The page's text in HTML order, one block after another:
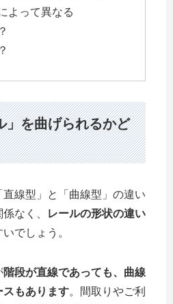
よって異なる
」を曲げられるかど
線型」と「曲線型」の違い
なく、
レールの形状の違い
でしょう。
階段が直線であっても、曲線
スもあります。間取りやご利